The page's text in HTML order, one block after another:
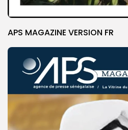
APS MAGAZINE VERSION FR